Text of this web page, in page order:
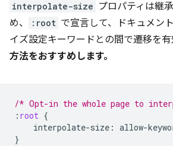
interpolate-size プロパティは継
め、
:root で宣言して、ドキュメン
イズ設定キーワードとの間で遷移を有
方法をおすすめします。
/* Opt-in the whole page to
: root {
interpolate-size : allow-
}